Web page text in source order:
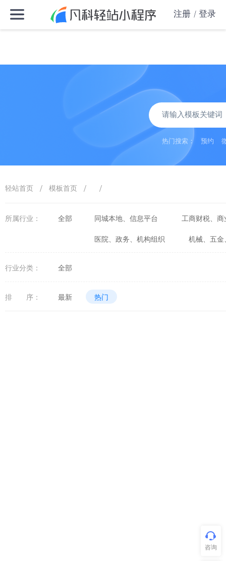
注册 登录
热门搜索： 预约
轻站首页 / 模板首页 / /
所属行业： 全部 同城本地、信息平台 工商财税、
医院、政务、机构组织 机械、五
行业分类： 全部
排 序： 最新 热门